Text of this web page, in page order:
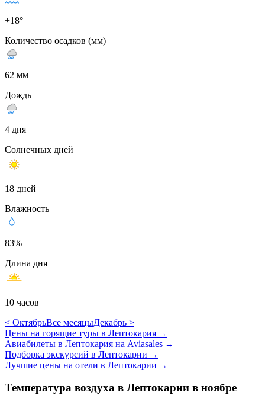
+18°
Количество осадков (мм)
62 мм
Дождь
4 дня
Солнечных дней
18 дней
Влажность
83%
Длина дня
10 часов
< ОктябрьВсе месяцыДекабрь >
Цены на горящие туры в Лептокария →
Авиабилеты в Лептокария на Aviasales →
Подборка экскурсий в Лептокарии →
Лучшие цены на отели в Лептокарии →
Температура воздуха в Лептокарии в ноябре